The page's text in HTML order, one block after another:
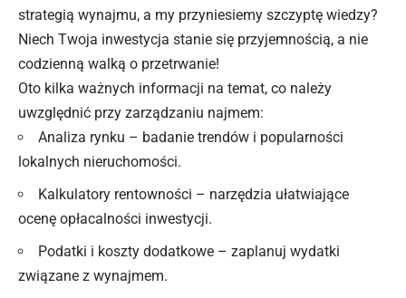
strategią wynajmu, a my przyniesiemy szczyptę wiedzy?
Niech Twoja inwestycja stanie się przyjemnością, a nie
codzienną walką o przetrwanie!
Oto kilka ważnych informacji na temat, co należy
uwzględnić przy zarządzaniu najmem:
Analiza rynku – badanie trendów i popularności
lokalnych nieruchomości.
Kalkulatory rentowności – narzędzia ułatwiające
ocenę opłacalności inwestycji.
Podatki i koszty dodatkowe – zaplanuj wydatki
związane z wynajmem.